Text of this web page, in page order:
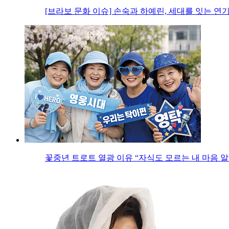
[브라보 문화 이슈] 손숙과 하예린, 세대를 잇는 연
꽃중년 트로트 열광 이유 “자식도 모르는 내 마음